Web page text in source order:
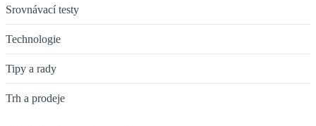
Srovnávací testy
Technologie
Tipy a rady
Trh a prodeje